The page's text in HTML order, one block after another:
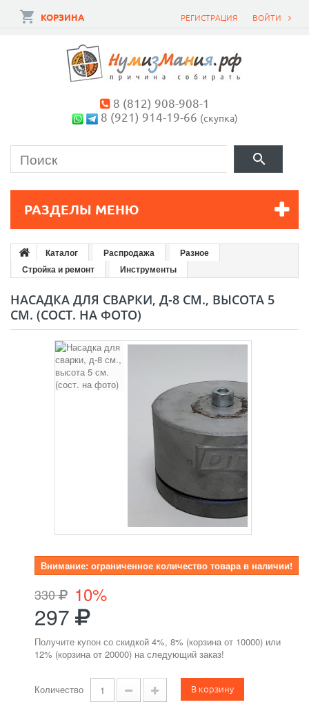
ВОЙТИ
РЕГИСТРАЦИЯ
КОРЗИНА
8 (812) 908-908-1
8 (921) 914-19-66 (скупка)
РАЗДЕЛЫ МЕНЮ
Каталог Распродажа
Разное
Стройка и ремонт
Инструменты
НАСАДКА ДЛЯ СВАРКИ, Д-8 СМ., ВЫСОТА 5
СМ. (СОСТ. НА ФОТО)
Внимание: ограниченное количество товара в наличии!
330 10%
297
Получите купон со скидкой 4%, 8% (корзина от 10000) или
12% (корзина от 20000) на следующий заказ!
Количество В корзину